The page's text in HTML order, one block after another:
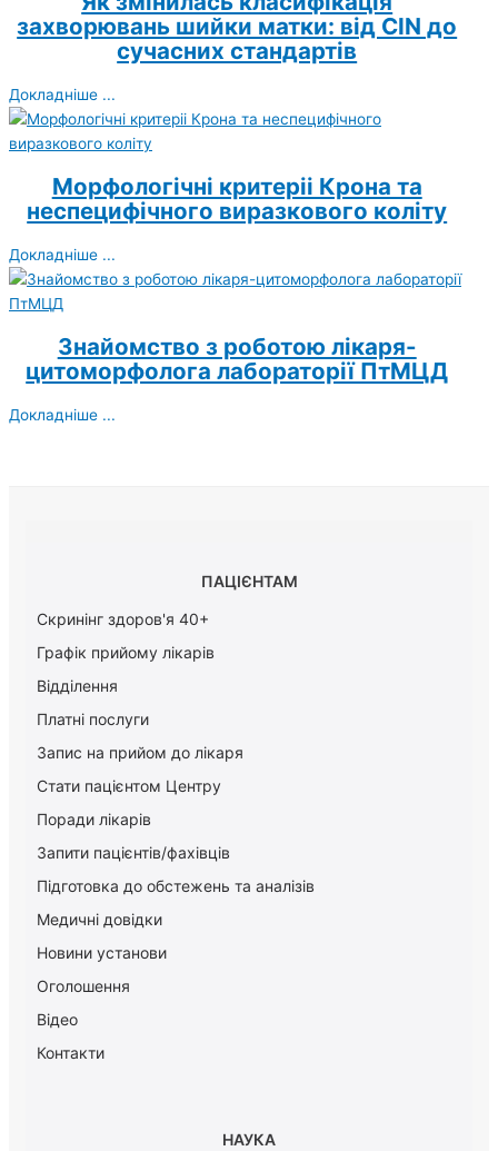
захворювань шийки матки: від CIN до
сучасних стандартів
Докладніше ...
Морфологічні критеріі Крона та
неспецифічного виразкового коліту
Докладніше ...
Знайомство з роботою лікаря-
цитоморфолога лабораторії ПтМЦД
Докладніше ...
ПАЦІЄНТАМ
Скринінг здоров'я 40+
Графік прийому лікарів
Відділення
Платні послуги
Запис на прийом до лікаря
Стати пацієнтом Центру
Поради лікарів
Запити пацієнтів/фахівців
Підготовка до обстежень та аналізів
Медичні довідки
Новини установи
Оголошення
Відео
Контакти
НАУКА